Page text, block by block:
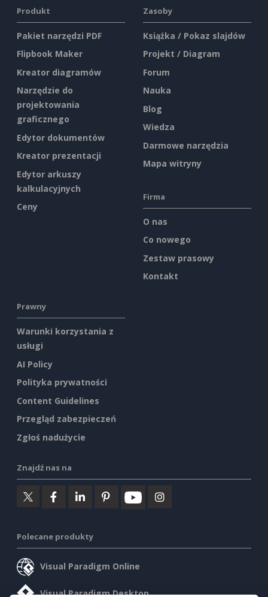
Produkt
Pakiet narzędzi PDF
Flipbook Maker
Kreator diagramów
Narzędzie do
projektowania
graficznego
Edytor dokumentów
Kreator prezentacji
Edytor arkuszy
kalkulacyjnych
Ceny
Zasoby
Książka / Pokaz slajdów
Projekt / Diagram
Forum
Nauka
Blog
Wiedza
Darmowe narzędzia
Mapa witryny
Firma
O nas
Co nowego
Zestaw prasowy
Kontakt
Prawny
Warunki korzystania z
usługi
AI Policy
Polityka prywatności
Content Guidelines
Przegląd zabezpieczeń
Zgłoś nadużycie
Znajdź nas na
Polecane produkty
Visual Paradigm Online
Visual Paradigm Desktop